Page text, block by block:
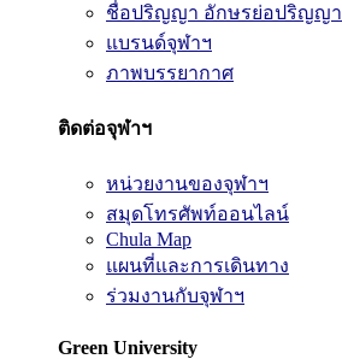
ชื่อปริญญา อักษรย่อปริญญา
แบรนด์จุฬาฯ
ภาพบรรยากาศ
ติดต่อจุฬาฯ
หน่วยงานของจุฬาฯ
สมุดโทรศัพท์ออนไลน์
Chula Map
แผนที่และการเดินทาง
ร่วมงานกับจุฬาฯ
Green University